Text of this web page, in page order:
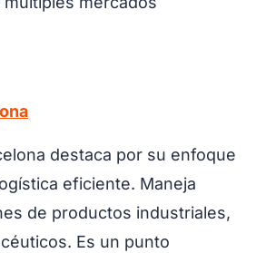
destaca por su enfoque
eficiente. Maneja
de productos industriales,
Es un punto